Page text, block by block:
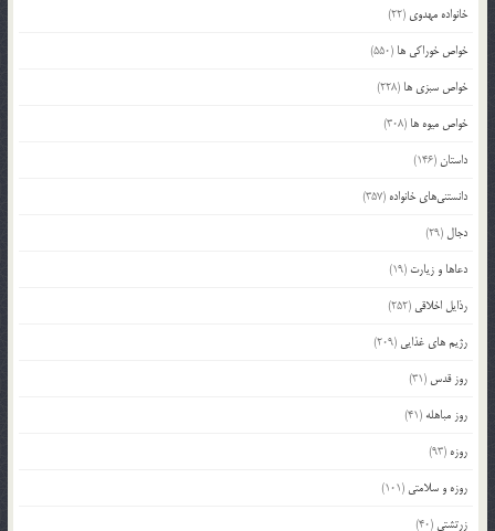
خانواده مهدوی (22)
خواص خوراکی ها (550)
خواص سبزی ها (228)
خواص میوه ها (308)
داستان(146)
دانستنی‌های خانواده (357)
دجال (29)
دعاها و زیارت (19)
رذایل اخلاقی (252)
رژیم های غذایی (209)
روز قدس (31)
روز مباهله (41)
روزه (93)
روزه و سلامتی (101)
زرتشتی (40)